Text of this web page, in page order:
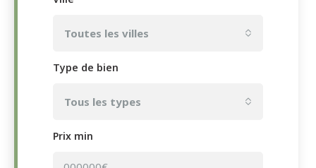
Toutes les villes
Type de bien
Tous les types
Prix min